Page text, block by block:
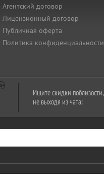
Агентский договор
Лицензионный договор
Публичная оферта
Политика конфиденциальности
Ищите скидки поблизости,
не выходя из чата: